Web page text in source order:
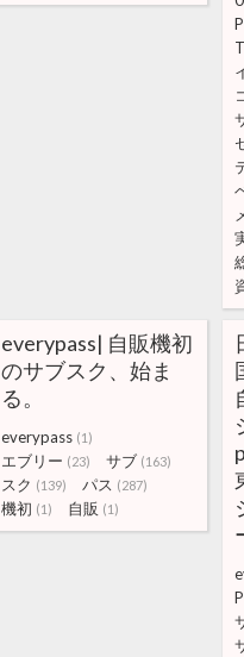
everypass| 自販機初
のサブスク、始ま
る。
everypass (1)
エブリー (23) サブ (163)
スク (139) パス (287)
機初 (1) 自販 (1)